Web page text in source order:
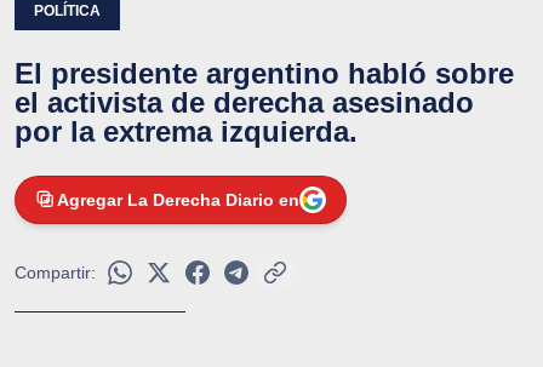
POLÍTICA
El presidente argentino habló sobre
el activista de derecha asesinado
por la extrema izquierda.
Agregar La Derecha Diario en
Compartir: